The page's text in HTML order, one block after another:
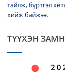
тайлж, бүртгэл
хийж байжээ.
ТҮҮХЭН